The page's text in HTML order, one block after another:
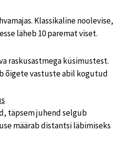
Klassikaline noolevise,
läheb 10 paremat viset.
raskusastmega küsimustest.
õigete vastuste abil kogutud
täpsem juhend selgub
määrab distantsi läbimiseks